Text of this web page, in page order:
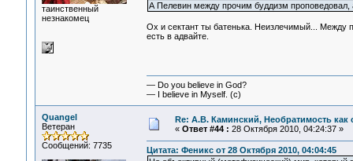
таинственный
незнакомец
А Пелевин между прочим буддизм
Ох и сектант ты батенька. Неизлечимый... Между
есть в адвайте.
— Do you believe in God?
— I believe in Myself. (c)
Quangel
Ветеран
Сообщений: 7735
Re: А.В. Каминский, Необратимость как
« Ответ #44 : 28 Октября 2010, 04:24:37 »
Цитата: Феникс от 28 Октября 2010, 04:04:45